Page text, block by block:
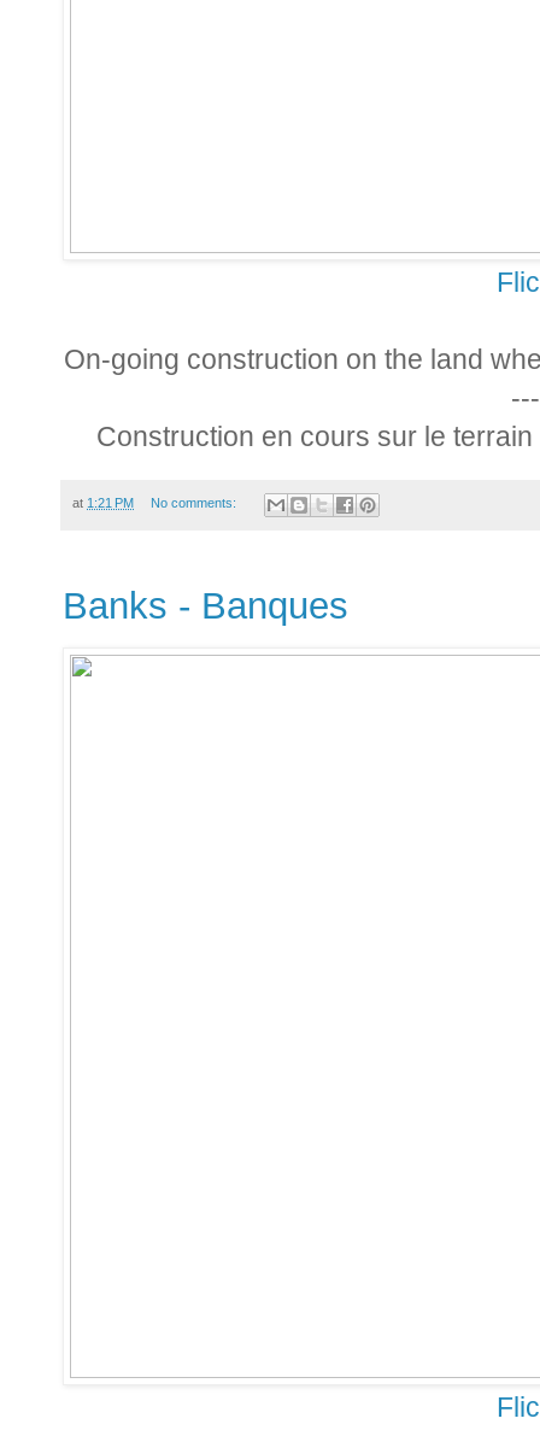
On-going construction on the land
Construction en cours sur le
at 1:21 PM No comments:
Banks - Banques